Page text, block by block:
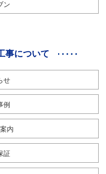
ン
事について
せ
例
内
証